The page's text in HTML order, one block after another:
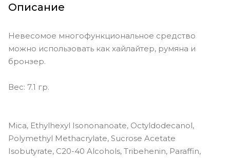
Описание
Невесомое многофункциональное средство
можно использовать как хайлайтер, румяна и
бронзер.
Вес: 7.1 гр.
Mica, Ethylhexyl Isononanoate, Octyldodecanol,
Polymethyl Methacrylate, Sucrose Acetate
Isobutyrate, C20-40 Alcohols, Tribehenin, Paraffin,